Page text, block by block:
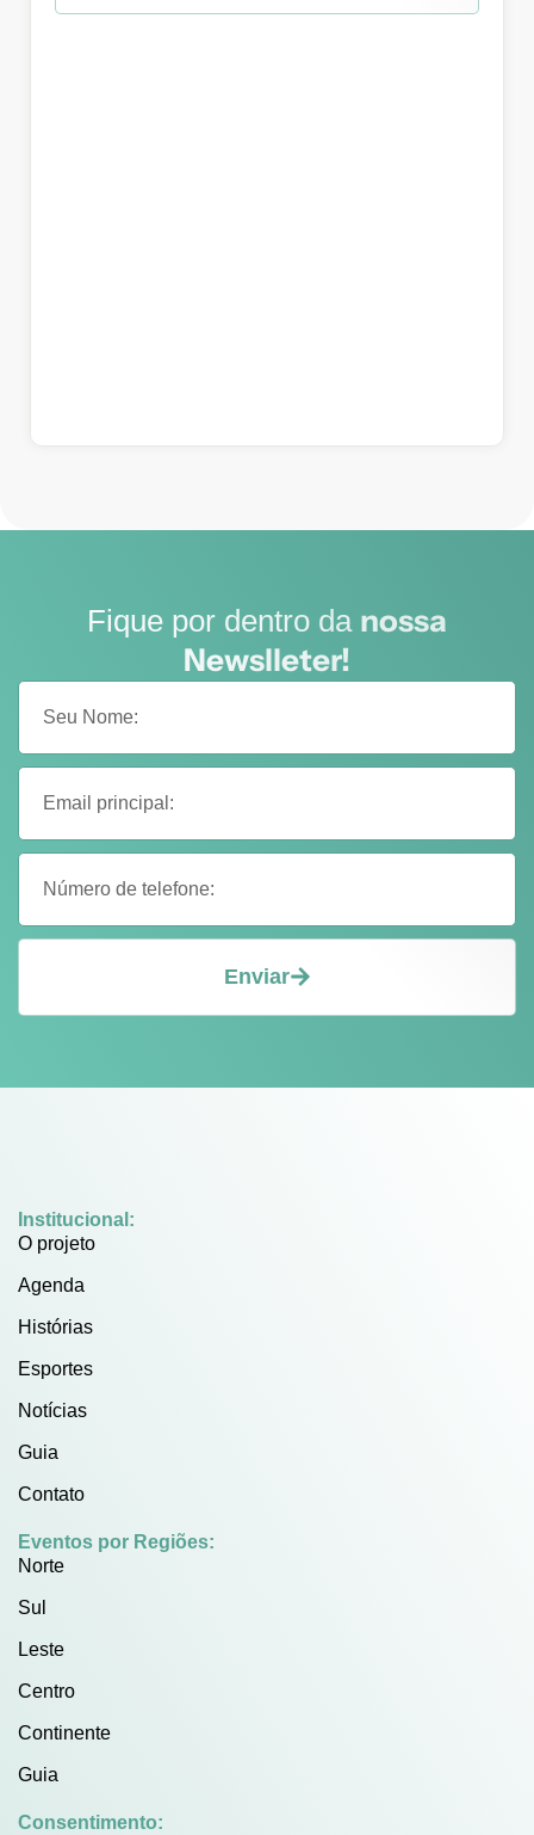
Fique por dentro da nossa
Newslleter!
Enviar
Institucional:
O projeto
Agenda
Histórias
Esportes
Notícias
Guia
Contato
Eventos por Regiões:
Norte
Sul
Leste
Centro
Continente
Guia
Consentimento: